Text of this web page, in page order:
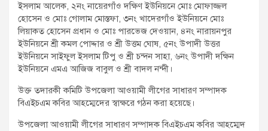
ইসলাম আলেক, ২নং নায়েরগাঁও দক্ষিণ ইউনিয়নে মোঃ মোফাজ্জল
হোসেন ও মোঃ গোলাম মোস্তফা, ৩নং খাদেরগাঁও ইউনিয়নে মোঃ
লিয়াকত হোসেন প্রধান ও মোঃ পারভেজ দেওয়ান, ৪নং নারায়নপুর
ইউনিয়নে শ্রী কমল পোদ্দার ও শ্রী উত্তম ঘোষ, ৫নং উপাদী উত্তর
ইউনিয়নে সাইফুল ইসলাম টিপু ও শ্রী চন্দন সাহা, ৬নং উপাদী দক্ষিন
ইউনিয়নে এমএ আজিজ বাবুল ও শ্রী বাদল নন্দী।
উক্ত তদারকী কমিটি উপজেলা আওয়ামী লীগের সাধারণ সম্পাদক
বিএইচএম কবির আহম্মেদের স্বাক্ষরে গঠন করা হয়েছে।
উপজেলা আওয়ামী লীগের সাধারণ সম্পাদক বিএইচএম কবির আহম্মেদ